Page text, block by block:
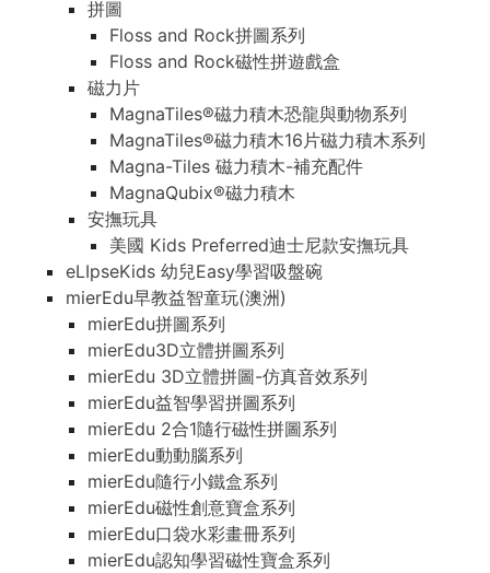
拼圖
Floss and Rock拼圖系列
Floss and Rock磁性拼遊戲盒
磁力片
MagnaTiles®磁力積木恐龍與動物系列
MagnaTiles®磁力積木16片磁力積木系列
Magna-Tiles 磁力積木-補充配件
MagnaQubix®磁力積木
安撫玩具
美國 Kids Preferred迪士尼款安撫玩具
eLIpseKids 幼兒Easy學習吸盤碗
mierEdu早教益智童玩(澳洲)
mierEdu拼圖系列
mierEdu3D立體拼圖系列
mierEdu 3D立體拼圖-仿真音效系列
mierEdu益智學習拼圖系列
mierEdu 2合1隨行磁性拼圖系列
mierEdu動動腦系列
mierEdu隨行小鐵盒系列
mierEdu磁性創意寶盒系列
mierEdu口袋水彩畫冊系列
mierEdu認知學習磁性寶盒系列